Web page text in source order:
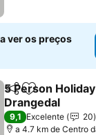
ver os preços
PartilharAdicionar
5 Person
Drangedal
Ver preços
9,1 Excelente
20
a 4.7 km de Centro